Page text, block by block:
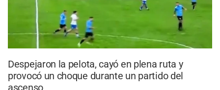
Despejaron la pelota, cayó en plena ruta y
provocó un choque durante un partido del
ascenso